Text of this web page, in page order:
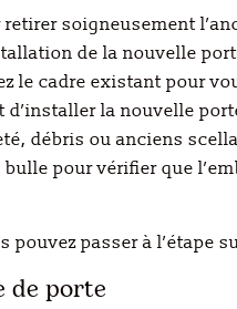
retirer soigneusement
de la nouvelle
le cadre existant pour
d’installer la nouvelle
débris ou anciens
pour vérifier que
pouvez passer à
de porte